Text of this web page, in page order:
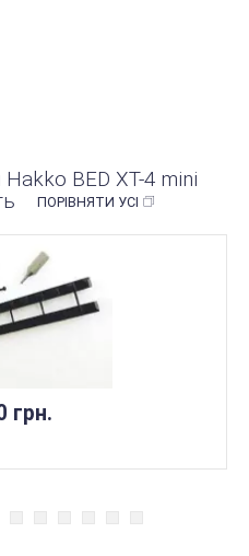
BED XT-4 mini
ПОРІВНЯТИ УСІ
грн.